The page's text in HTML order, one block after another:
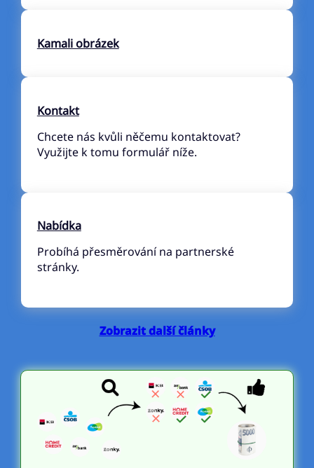
Kamali obrázek
Kontakt
Chcete nás kvůli něčemu kontaktovat?
Využijte k tomu formulář níže.
Nabídka
Probíhá přesměrování na partnerské
stránky.
Zobrazit další články